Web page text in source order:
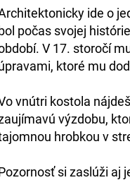
ide o
bol počas svojej
. V 17. storočí
ktoré mu
vnútri kostola nájdeš
výzdobu,
hrobkou v
si zaslúži aj